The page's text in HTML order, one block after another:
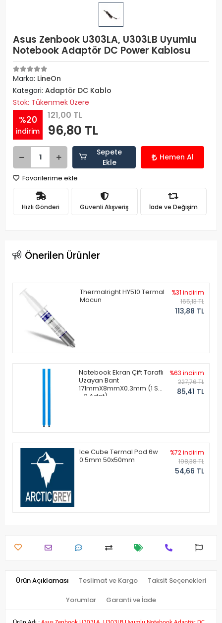
Asus Zenbook U303LA, U303LB Uyumlu
Notebook Adaptör DC Power Kablosu
Marka: LineOn
Kategori: Adaptör DC Kablo
Stok: Tükenmek Üzere
%20
indirim
121,00 TL
96,80 TL
Sepete
Ekle
Hemen Al
Favorilerime ekle
Hızlı Gönderi Güvenli Alışveriş İade ve Değişim
Önerilen Ürünler
Thermalright HY510 Termal
Macun
%31 indirim
165,13 TL
113,88 TL
Notebook Ekran Çift Taraflı
Uzayan Bant
171mmX8mmX0.3mm (1 Set
- 2 Adet)
%63 indirim
227,76 TL
85,41 TL
Ice Cube Termal Pad 6w
0.5mm 50x50mm
%72 indirim
198,38 TL
54,66 TL
Ürün Açıklaması Teslimat ve Kargo Taksit Seçenekleri
Yorumlar Garanti ve İade